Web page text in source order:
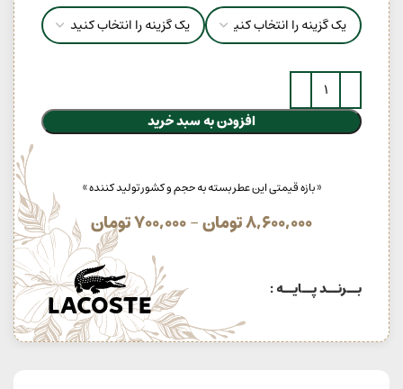
افزودن به سبد خرید
« بازه قیمتی این عطر بسته به حجم و کشور تولید کننده »
8,600,000تومان–
700,000تومان
بــرنــد پــایــه :